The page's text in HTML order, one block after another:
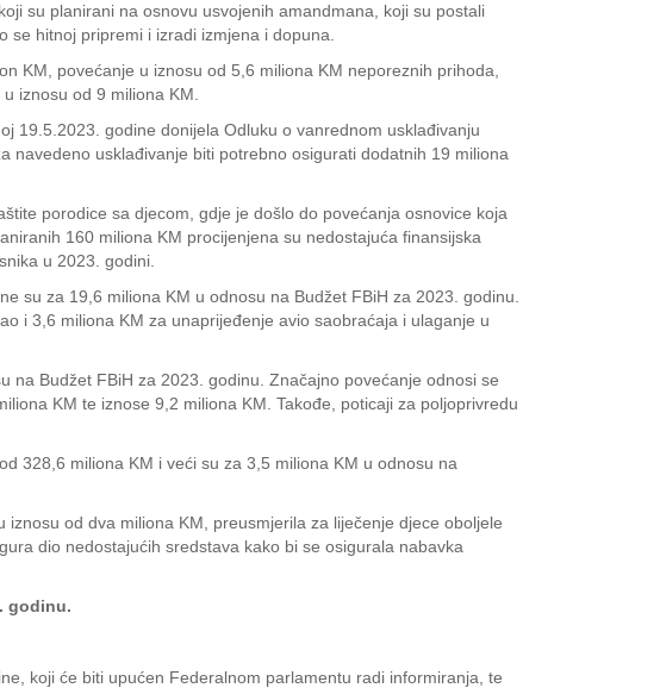
su planirani na osnovu usvojenih amandmana, koji su postali
hitnoj pripremi i izradi izmjena i dopuna.
KM, povećanje u iznosu od 5,6 miliona KM neporeznih prihoda,
iznosu od 9 miliona KM.
19.5.2023. godine donijela Odluku o vanrednom usklađivanju
navedeno usklađivanje biti potrebno osigurati dodatnih 19 miliona
porodice sa djecom, gdje je došlo do povećanja osnovice koja
160 miliona KM procijenjena su nedostajuća finansijska
u 2023. godini.
su za 19,6 miliona KM u odnosu na Budžet FBiH za 2023. godinu.
i 3,6 miliona KM za unaprijeđenje avio saobraćaja i ulaganje u
na Budžet FBiH za 2023. godinu. Značajno povećanje odnosi se
KM te iznose 9,2 miliona KM. Takođe, poticaji za poljoprivredu
328,6 miliona KM i veći su za 3,5 miliona KM u odnosu na
od dva miliona KM, preusmjerila za liječenje djece oboljele
dio nedostajućih sredstava kako bi se osigurala nabavka
godinu.
koji će biti upućen Federalnom parlamentu radi informiranja, te